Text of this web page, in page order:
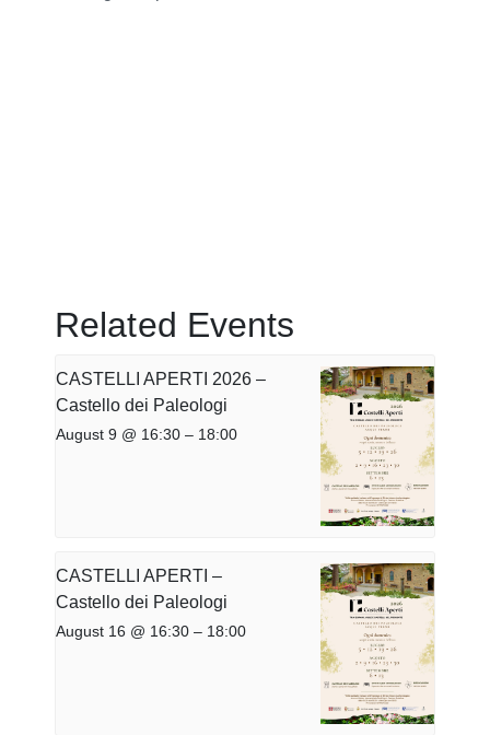
Related Events
CASTELLI APERTI 2026 –
Castello dei Paleologi
August 9 @ 16:30 – 18:00
CASTELLI APERTI –
Castello dei Paleologi
August 16 @ 16:30 – 18:00